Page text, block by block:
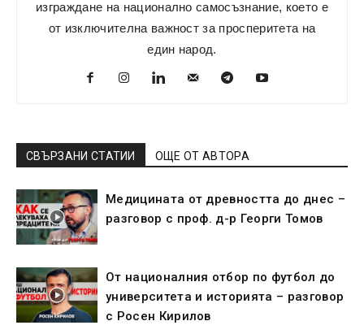
изграждане на национално самосъзнание, което е
от изключителна важност за просперитета на
един народ.
СВЪРЗАНИ СТАТИИ ОЩЕ ОТ АВТОРА
Медицината от древността до днес –
разговор с проф. д-р Георги Томов
От националния отбор по футбол до
университета и историята – разговор
с Росен Кирилов